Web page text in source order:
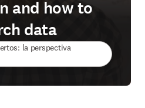
and how to
data
la perspectiva